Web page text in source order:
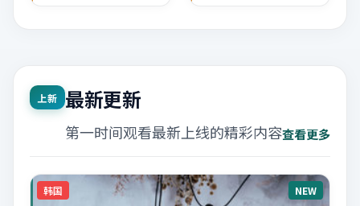
上新 最新更新
第一时间观看最新上线的精彩内容查看更多
韩国 NEW